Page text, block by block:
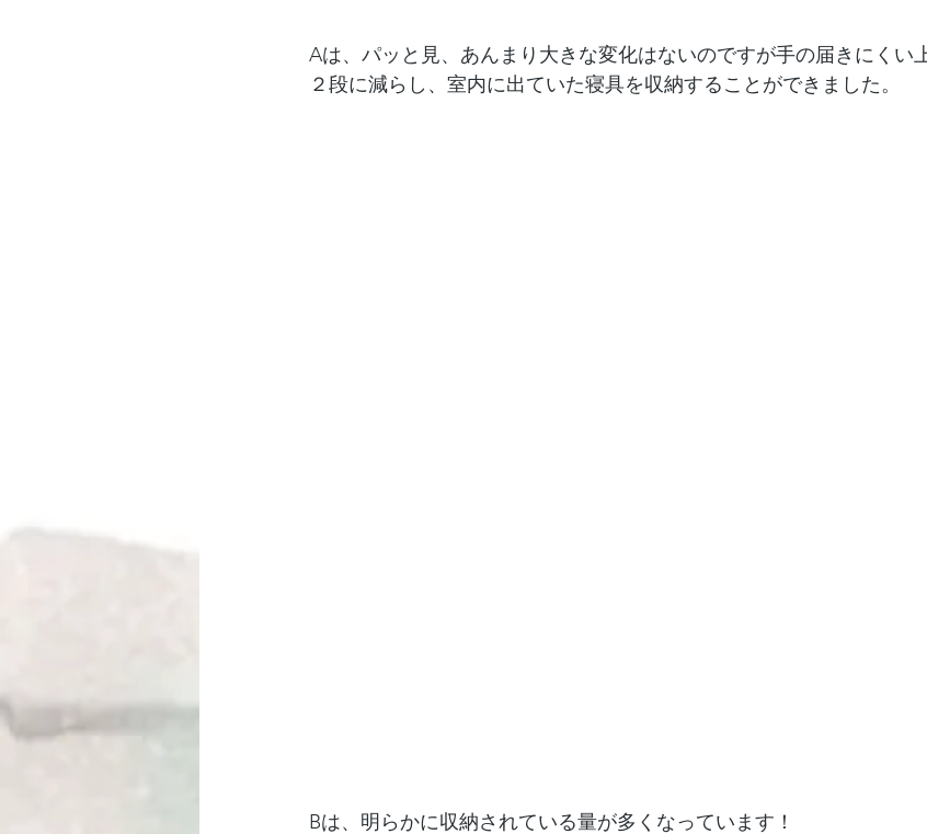
Aは、パッと見、あんまり大きな変化はないのですが手の届きにくい
２段に減らし、室内に出ていた寝具を収納することができました。
Bは、明らかに収納されている量が多くなっています！